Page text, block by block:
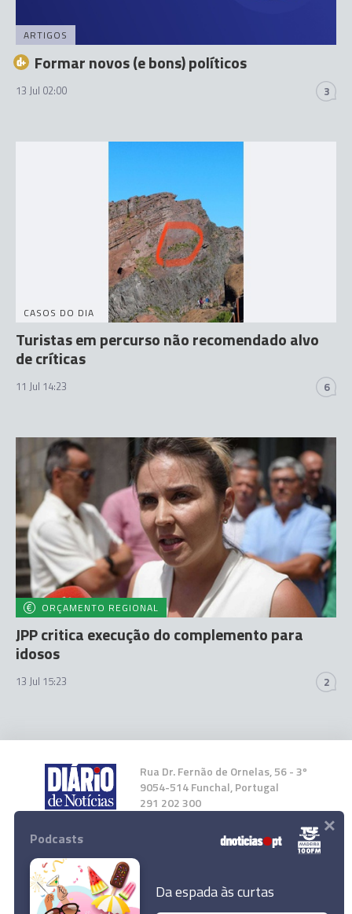
ARTIGOS
Formar novos (e bons) políticos
13 Jul 02:00 3
CASOS DO DIA
Turistas em percurso não recomendado alvo
de críticas
11 Jul 14:23 6
ORÇAMENTO REGIONAL
JPP critica execução do complemento para
idosos
13 Jul 15:23 2
Rua Dr. Fernão de Ornelas, 56 - 3º
9054-514 Funchal, Portugal
291 202 300
Instale a nossa App
Podcasts
Da espada às curtas
×